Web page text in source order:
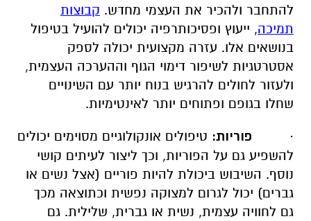
להתחבר ולהכיר את העצמי מחדש. קבוצות
תמיכה, ייעוץ ופסיכותרפיה יכולים להועיל בטיפול
בנושאים אלו. עזרה מקצועית יכולה לספק
אסטרטגיות לשיפור דימוי הגוף וההערכה העצמית,
ולעזור לחולים להרגיש בנוח יותר עם השינויים
שחלו בגופם ופתוחים יותר לאינטימיות.
· פוריות: טיפולים אונקולוגיים מסוימים יכולים
להשפיע גם על הפוריות, וכך ליצור לעיתים קושי
נוסף. השיבוש ביכולת להיות פוריים (אצל נשים או
גברים) יכול לגרום למצוקה נפשית וכתוצאה מכך
גם לחוויה עצמית, נשית או גברית, שלילית. גם